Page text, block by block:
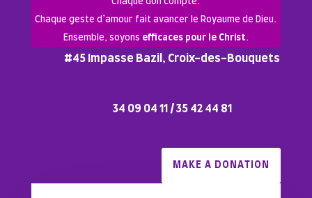
Chaque don compte.
Chaque geste d’amour fait avancer le Royaume de Dieu.
Ensemble, soyons efficaces pour le Christ.
#45 Impasse Bazil, Croix-des-Bouquets
34 09 04 11 / 35 42 44 81
MAKE A DONATION